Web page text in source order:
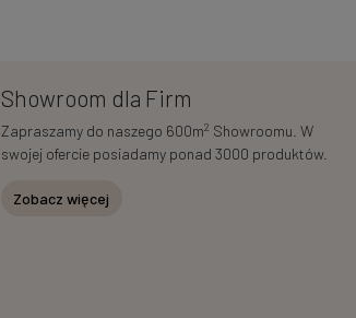
Showroom dla Firm
Zapraszamy do naszego 600m2 Showroomu. W
swojej ofercie posiadamy ponad 3000 produktów.
Zobacz więcej